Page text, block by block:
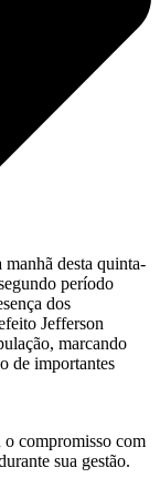
desta quinta-
período
dos
Jefferson
marcando
de importantes
o compromisso com
sua gestão.